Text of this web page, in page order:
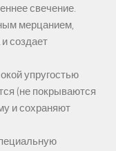
свечение.
мерцанием,
создает
упругостью
(не покрываются
и сохраняют